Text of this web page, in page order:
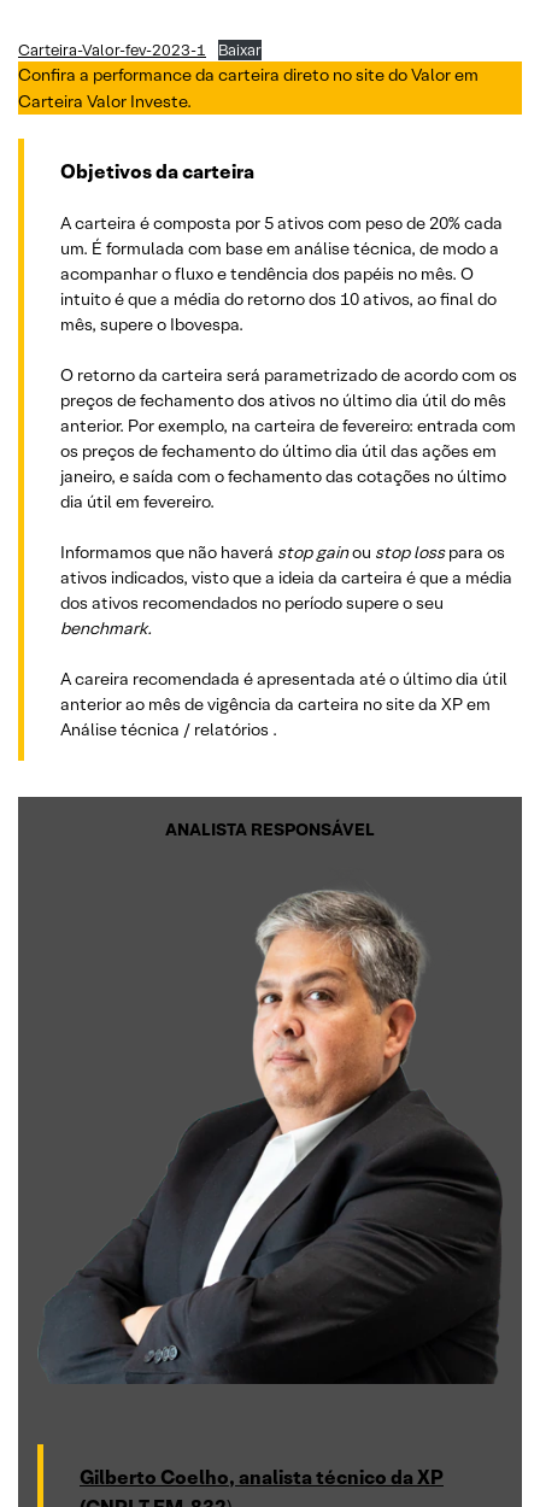
Carteira-Valor-fev-2023-1 Baixar
Confira a performance da carteira direto no site do Valor em
Carteira Valor Investe.
Objetivos da carteira
A carteira é composta por 5 ativos com peso de 20% cada
um. É formulada com base em análise técnica, de modo a
acompanhar o fluxo e tendência dos papéis no mês. O
intuito é que a média do retorno dos 10 ativos, ao final do
mês, supere o Ibovespa.
O retorno da carteira será parametrizado de acordo com os
preços de fechamento dos ativos no último dia útil do mês
anterior. Por exemplo, na carteira de fevereiro: entrada com
os preços de fechamento do último dia útil das ações em
janeiro, e saída com o fechamento das cotações no último
dia útil em fevereiro.
Informamos que não haverá stop gainou stop losspara os
ativos indicados, visto que a ideia da carteira é que a média
dos ativos recomendados no período supere o seu
benchmark.
A careira recomendada é apresentada até o último dia útil
anterior ao mês de vigência da carteira no site da XP em
Análise técnica / relatórios .
ANALISTA RESPONSÁVEL
Gilberto Coelho, analista técnico da XP